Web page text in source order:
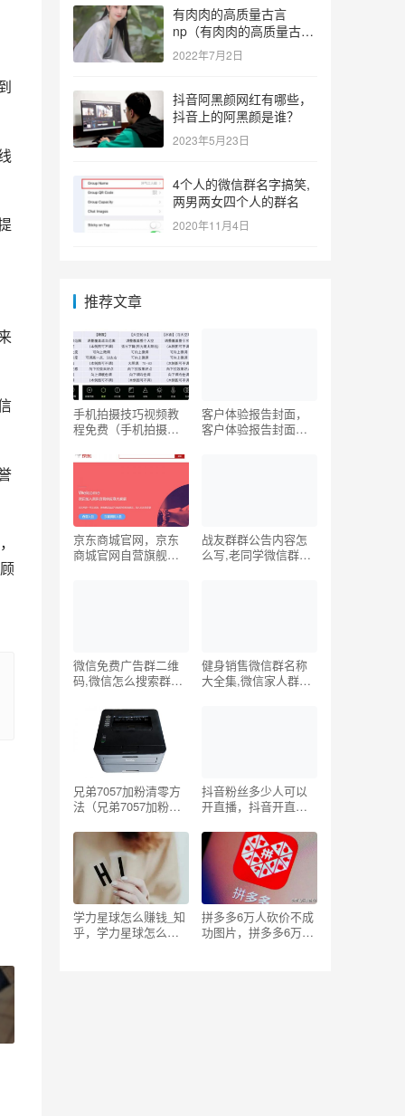
有肉肉的高质量古言
np（有肉肉的高质量古言
np推荐）
2022年7月2日
抖音阿黑颜网红有哪些，
抖音上的阿黑颜是谁？
2023年5月23日
4个人的微信群名字搞笑,
两男两女四个人的群名
2020年11月4日
推荐文章
手机拍摄技巧视频教
程免费（手机拍摄技
客户体验报告封面，
客户体验报告封面图
京东商城官网，京东
商城官网自营旗舰
战友群群公告内容怎
么写,老同学微信群名
微信免费广告群二维
码,微信怎么搜索群号
健身销售微信群名称
大全集,微信家人群名
兄弟7057加粉清零方
法（兄弟7057加粉清
抖音粉丝多少人可以
开直播，抖音开直播
学力星球怎么赚钱_知
乎，学力星球怎么赚
拼多多6万人砍价不成
功图片，拼多多6万人